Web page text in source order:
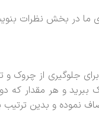
در بخش نظرات
جلوگیری از
و هر مقدار که
نموده و بدین